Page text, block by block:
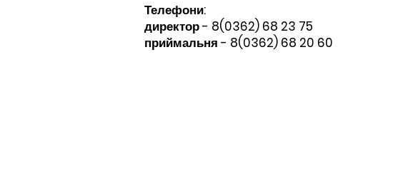
Телефони:​
директор - 8(0362) 68 23 75
приймальня - 8(0362) 68 20 60